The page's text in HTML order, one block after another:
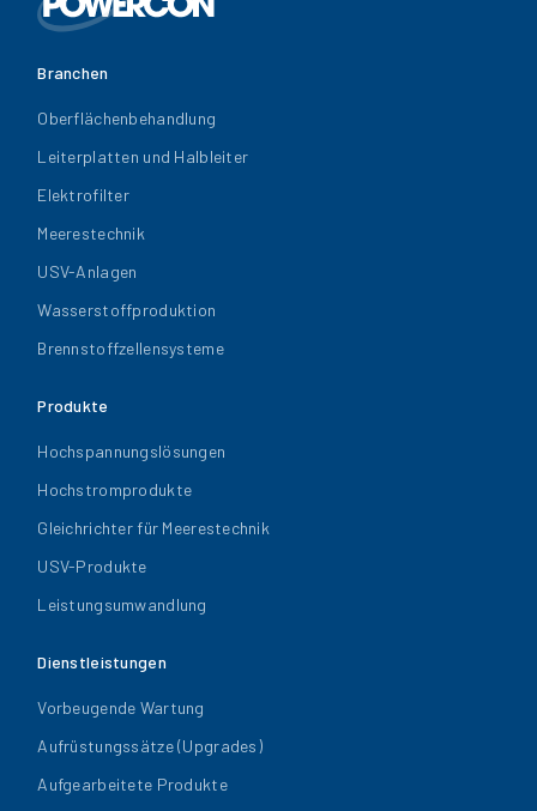
Branchen
Oberflächenbehandlung
Leiterplatten und Halbleiter
Elektrofilter
Meerestechnik
USV-Anlagen
Wasserstoffproduktion
Brennstoffzellensysteme
Produkte
Hochspannungslösungen
Hochstromprodukte
Gleichrichter für Meerestechnik
USV-Produkte
Leistungsumwandlung
Dienstleistungen
Vorbeugende Wartung
Aufrüstungssätze (Upgrades)
Aufgearbeitete Produkte